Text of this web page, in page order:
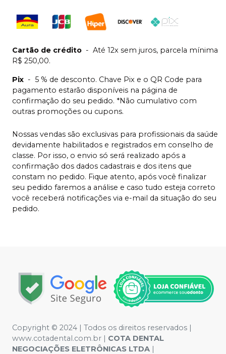
Cartão de crédito - Até 12x sem juros, parcela mínima
R$ 250,00.
Pix - 5 % de desconto. Chave Pix e o QR Code para
pagamento estarão disponíveis na página de
confirmação do seu pedido. *Não cumulativo com
outras promoções ou cupons.
Nossas vendas são exclusivas para profissionais da saúde
devidamente habilitados e registrados em conselho de
classe. Por isso, o envio só será realizado após a
confirmação dos dados cadastrais e dos itens que
constam no pedido. Fique atento, após você finalizar
seu pedido faremos a análise e caso tudo esteja correto
você receberá notificações via e-mail da situação do seu
pedido.
Copyright © 2024 | Todos os direitos reservados |
www.cotadental.com.br | COTA DENTAL
NEGOCIAÇÕES ELETRÔNICAS LTDA |